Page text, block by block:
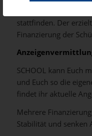
stattfinden. Der
Finanzierung der
SCHOOL kann Euch
und Euch so die
findet ihr aktuelle
Mehrere
Stabilität und senken